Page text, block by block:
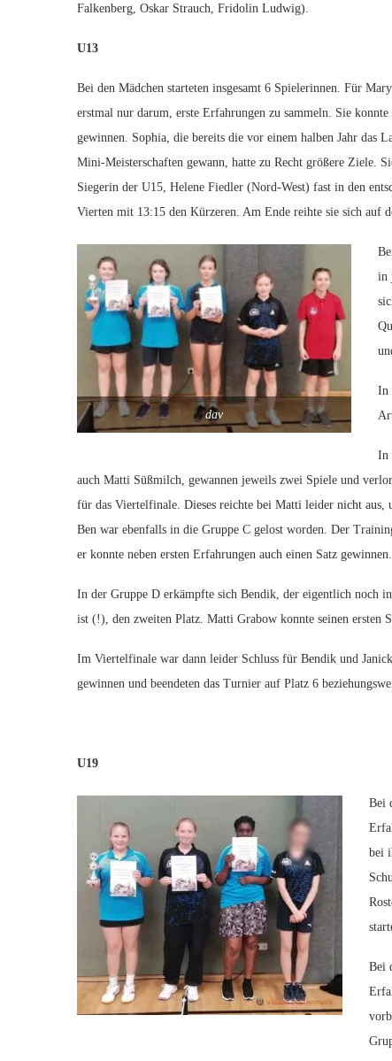
Falkenberg, Oskar Strauch, Fridolin Ludwig).
U13
Bei den Mädchen starteten insgesamt 6 Spielerinnen. Für
erstmal nur darum, erste Erfahrungen zu sammeln. Sie konnte
gewinnen. Sophia, die bereits die vor einem halben Jahr das
Mini-Meisterschaften gewann, hatte zu Recht größere Ziele.
Siegerin der U15, Helene Fiedler (Nord-West) fast in den
Vierten mit 13:15 den Kürzeren. Am Ende reihte sie sich auf
dav
in
In
In
auch Matti Süßmilch, gewannen jeweils zwei Spiele und
für das Viertelfinale. Dieses reichte bei Matti leider nicht aus,
Ben war ebenfalls in die Gruppe C gelost worden. Der
er konnte neben ersten Erfahrungen auch einen Satz gewinnen.
In der Gruppe D erkämpfte sich Bendik, der eigentlich noch
ist (!), den zweiten Platz. Matti Grabow konnte seinen ersten
Im Viertelfinale war dann leider Schluss für Bendik und
gewinnen und beendeten das Turnier auf Platz 6
U19
Bei
bei
Bei